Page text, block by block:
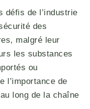
défis de l’industrie
des
malgré leur
les substances
ou
l’importance de
long de la chaîne